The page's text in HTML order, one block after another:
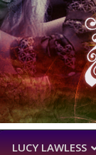
LUCY LAWLESS